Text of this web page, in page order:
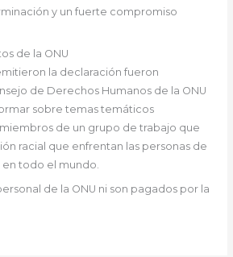
y un fuerte compromiso
de la ONU
la declaración fueron
de Derechos Humanos de la ONU
sobre temas temáticos
de un grupo de trabajo que
racial que enfrentan las personas de
todo el mundo.
de la ONU ni son pagados por la